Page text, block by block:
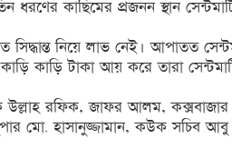
কাছিমের প্রজনন স্থান
নিয়ে লাভ নেই। আপাতত
কাড়ি টাকা আয় করে তারা
উল্লাহ রফিক, জাফর আলম, কক্সবাজার
মো. হাসানুজ্জামান, কউক সচিব